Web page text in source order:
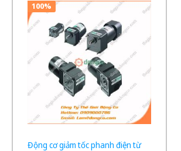
100%
Động cơ giảm tốc phanh điện từ